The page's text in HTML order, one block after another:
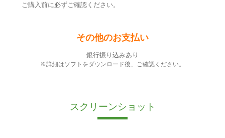
ご購入前に必ずご確認ください。
その他のお支払い
銀行振り込みあり
※詳細はソフトをダウンロード後、ご確認ください。
スクリーンショット